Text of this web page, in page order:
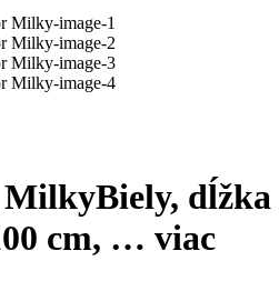
MilkyBiely, dĺžka
cm, … viac